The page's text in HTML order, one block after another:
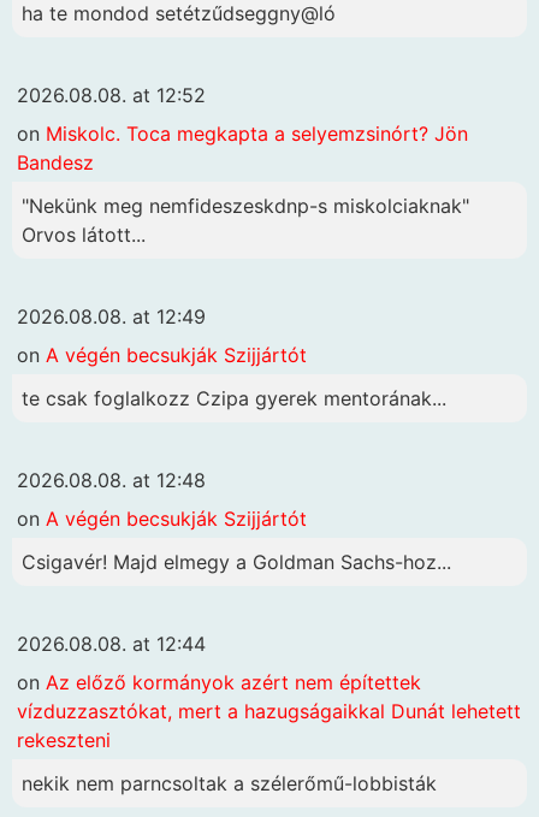
ha te mondod setétzűdseggny@ló
2026.08.08. at 12:52
on Miskolc. Toca megkapta a selyemzsinórt? Jön
Bandesz
"Nekünk meg nemfideszeskdnp-s miskolciaknak"
Orvos látott...
2026.08.08. at 12:49
on A végén becsukják Szijjártót
te csak foglalkozz Czipa gyerek mentorának...
2026.08.08. at 12:48
on A végén becsukják Szijjártót
Csigavér! Majd elmegy a Goldman Sachs-hoz...
2026.08.08. at 12:44
on Az előző kormányok azért nem építettek
vízduzzasztókat, mert a hazugságaikkal Dunát lehetett
rekeszteni
nekik nem parncsoltak a szélerőmű-lobbisták